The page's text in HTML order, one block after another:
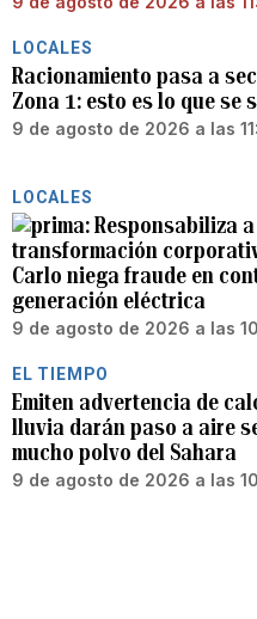
LOCALES
Racionamiento pasa a
Zona 1: esto es lo que se
9 de agosto de 2026 a las
LOCALES
Responsabiliza
transformación
Carlo niega fraude en
generación eléctrica
9 de agosto de 2026 a las
EL TIEMPO
Emiten advertencia de
lluvia darán paso a aire
mucho polvo del Sahara
9 de agosto de 2026 a las